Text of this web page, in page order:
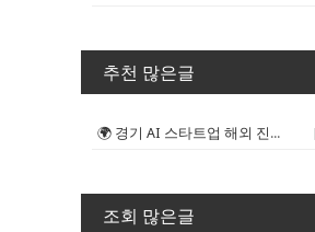
추천 많은글
🌍 경기 AI 스타트업 해외 진출 판...
조회 많은글